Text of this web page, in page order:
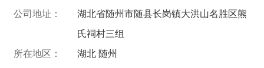
公司地址：
湖北省随州市随县长岗镇大洪山名胜区熊
氏祠村三组
所在地区：
湖北 随州